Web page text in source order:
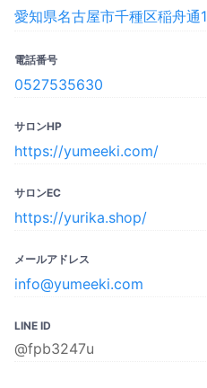
愛知県名古屋市千種区稲舟通1
電話番号
0527535630
サロンHP
https://yumeeki.com/
サロンEC
https://yurika.shop/
メールアドレス
info@yumeeki.com
LINE ID
@fpb3247u